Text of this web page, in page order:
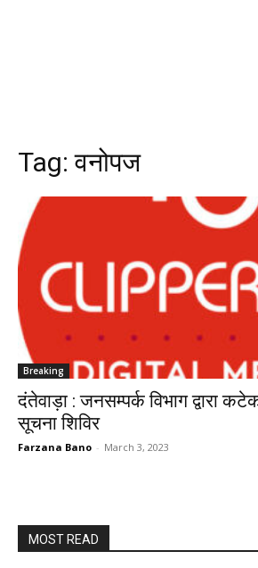
Tag:वनोपज
Breaking
दंतेवाड़ा : जनसम्पर्क विभाग द्वारा
सूचना शिविर
Farzana Bano - March 3, 2023
MOST READ